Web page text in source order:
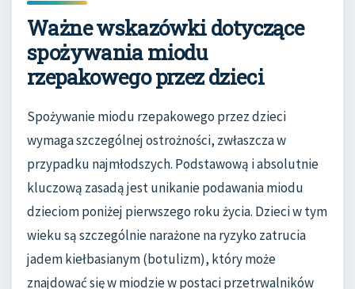
Ważne wskazówki dotyczące
spożywania miodu
rzepakowego przez dzieci
Spożywanie miodu rzepakowego przez dzieci
wymaga szczególnej ostrożności, zwłaszcza w
przypadku najmłodszych. Podstawową i absolutnie
kluczową zasadą jest unikanie podawania miodu
dzieciom poniżej pierwszego roku życia. Dzieci w tym
wieku są szczególnie narażone na ryzyko zatrucia
jadem kiełbasianym (botulizm), który może
znajdować się w miodzie w postaci przetrwalników